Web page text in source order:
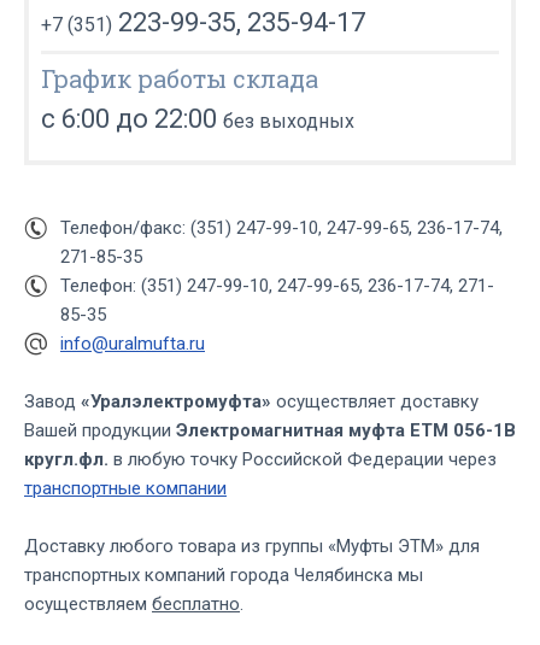
+7 (351) 223-99-35, 235-94-17
График работы склада
с 6:00 до 22:00 без выходных
Телефон/факс: (351) 247-99-10, 247-99-65, 236-17-74,
271-85-35
Телефон: (351) 247-99-10, 247-99-65, 236-17-74, 271-
85-35
info@uralmufta.ru
Завод «Уралэлектромуфта» осуществляет доставку
Вашей продукции Электромагнитная муфта ЕТМ 056-1В
кругл.фл. в любую точку Российской Федерации через
транспортные компании
Доставку любого товара из группы «Муфты ЭТМ» для
транспортных компаний города Челябинска мы
осуществляем бесплатно.